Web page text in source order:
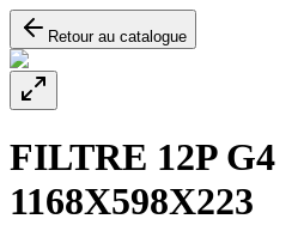
Retour au catalogue
FILTRE 12P G4
1168X598X223